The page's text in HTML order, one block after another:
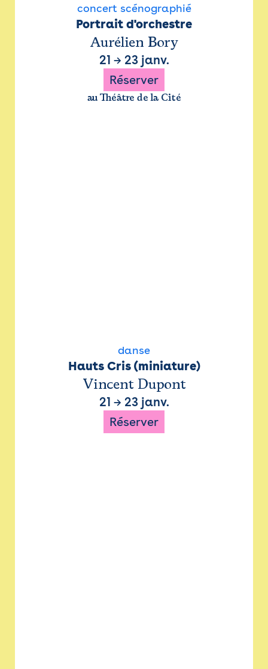
concert scénographié
Portrait d'orchestre
Aurélien Bory
21 → 23 janv.
Réserver
au Théâtre de la Cité
danse
Hauts Cris (miniature)
Vincent Dupont
21 → 23 janv.
Réserver